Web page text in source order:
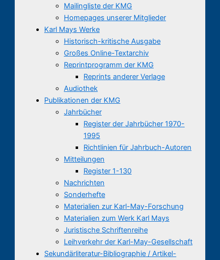
Mailingliste der KMG
Homepages unserer Mitglieder
Karl Mays Werke
Historisch-kritische Ausgabe
Großes Online-Textarchiv
Reprintprogramm der KMG
Reprints anderer Verlage
Audiothek
Publikationen der KMG
Jahrbücher
Register der Jahrbücher 1970-
1995
Richtlinien für Jahrbuch-Autoren
Mitteilungen
Register 1-130
Nachrichten
Sonderhefte
Materialien zur Karl-May-Forschung
Materialien zum Werk Karl Mays
Juristische Schriftenreihe
Leihverkehr der Karl-May-Gesellschaft
Sekundärliteratur-Bibliographie / Artikel-